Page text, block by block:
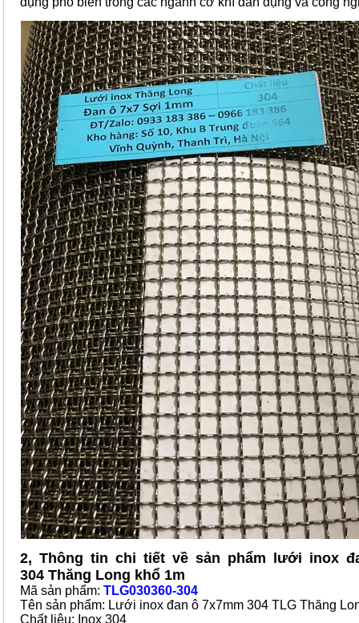
2, Thông tin chi tiết về sản phẩm lưới inox
304 Thăng Long khổ 1m
Mã sản phẩm: TLG030360-304
Tên sản phẩm: Lưới inox đan ô 7x7mm 304 TLG Thăng
Chất liệu: Inox 304